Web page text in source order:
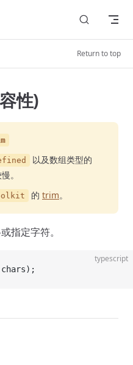
Return to top
性)
以及数组类型的
。
的 trim。
指定字符。
typescript